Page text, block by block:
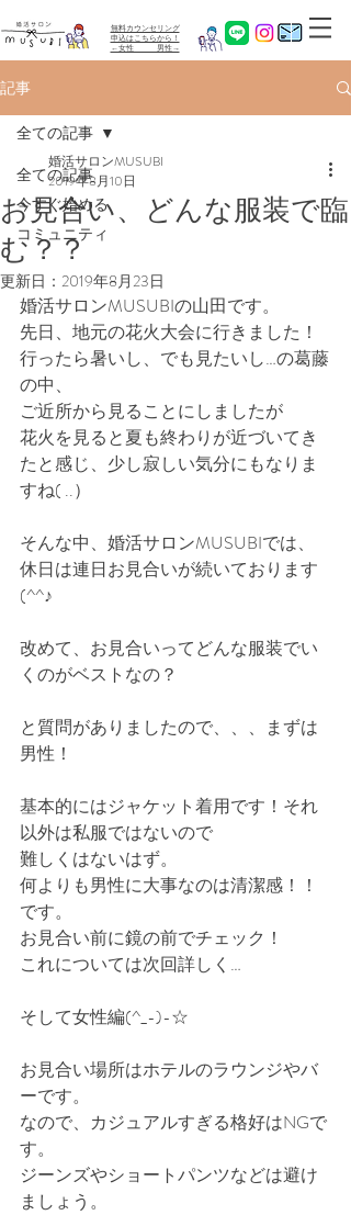
無料カウンセリング
​申込はこちらから！
←女性 男性→
記事
全ての記事
今すぐ始める
コミュニティ
全ての記事
お見合い、どんな服装で臨
む？？
婚活サロンMUSUBI
2019年8月10日
更新日： 2019年8月23日
婚活サロンMUSUBIの山田です。
先日、地元の花火大会に行きました！
行ったら暑いし、でも見たいし…の葛藤
の中、
ご近所から見ることにしましたが
花火を見ると夏も終わりが近づいてき
たと感じ、少し寂しい気分にもなりま
すね( ..）
そんな中、婚活サロンMUSUBIでは、
休日は連日お見合いが続いております
(^^♪
改めて、お見合いってどんな服装でい
くのがベストなの？
と質問がありましたので、、、まずは
男性！
基本的にはジャケット着用です！それ
以外は私服ではないので
難しくはないはず。
何よりも男性に大事なのは清潔感！！
です。
お見合い前に鏡の前でチェック！
これについては次回詳しく…
そして女性編(^_-)-☆
お見合い場所はホテルのラウンジやバ
ーです。
なので、カジュアルすぎる格好はNGで
す。
ジーンズやショートパンツなどは避け
ましょう。